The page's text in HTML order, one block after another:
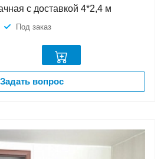
с доставкой 4*2,4 м
Под заказ
Задать вопрос